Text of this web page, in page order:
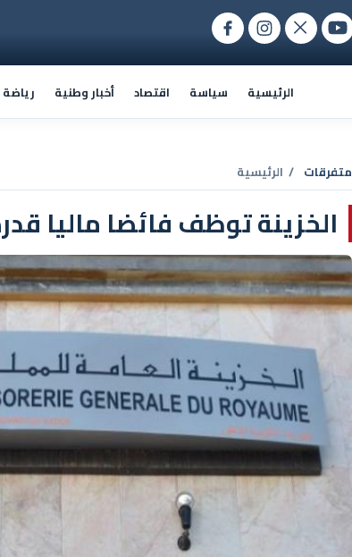
الرئيسية سياسة اقتصاد أخبار وطنية رياضة
متفرقات / الرئيسية
الخزينة توظف فائضا ماليا قدره 33 مليار